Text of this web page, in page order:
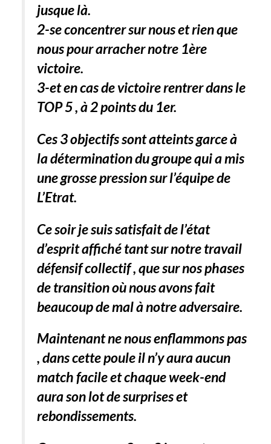
jusque là.
2-se concentrer sur nous et rien que
nous pour arracher notre 1ère
victoire.
3-et en cas de victoire rentrer dans le
TOP 5 , à 2 points du 1er.
Ces 3 objectifs sont atteints garce à
la détermination du groupe qui a mis
une grosse pression sur l’équipe de
L’Etrat.
Ce soir je suis satisfait de l’état
d’esprit affiché tant sur notre travail
défensif collectif , que sur nos phases
de transition où nous avons fait
beaucoup de mal à notre adversaire.
Maintenant ne nous enflammons pas
, dans cette poule il n’y aura aucun
match facile et chaque week-end
aura son lot de surprises et
rebondissements.